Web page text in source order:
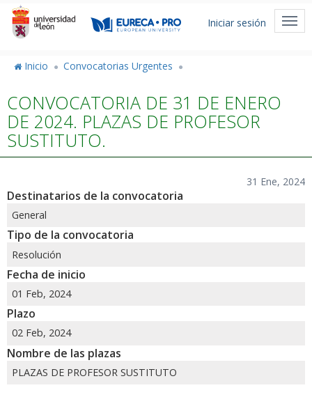
Pasar
contenido
Menú
usuario
Iniciar sesión
Inicio Convocatorias Urgentes
CONVOCATORIA DE 31 DE ENERO
DE 2024. PLAZAS DE PROFESOR
SUSTITUTO.
31 Ene, 2024
Destinatarios de la convocatoria
General
Tipo de la convocatoria
Resolución
Fecha de inicio
01 Feb, 2024
Plazo
02 Feb, 2024
Nombre de las plazas
PLAZAS DE PROFESOR SUSTITUTO